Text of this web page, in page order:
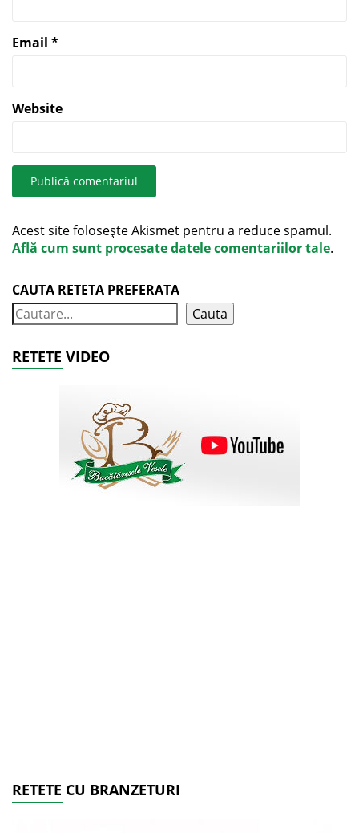
Email *
Website
Acest site folosește Akismet pentru a reduce spamul.
Află cum sunt procesate datele comentariilor tale.
CAUTA RETETA PREFERATA
Cauta
RETETE VIDEO
RETETE CU BRANZETURI